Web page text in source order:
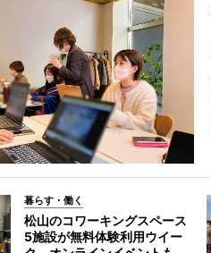
暮らす・働く
松山のコワーキングスペース
5施設が無料体験利用ウイー